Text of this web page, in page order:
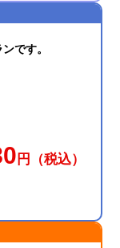
です。
円 （税込）